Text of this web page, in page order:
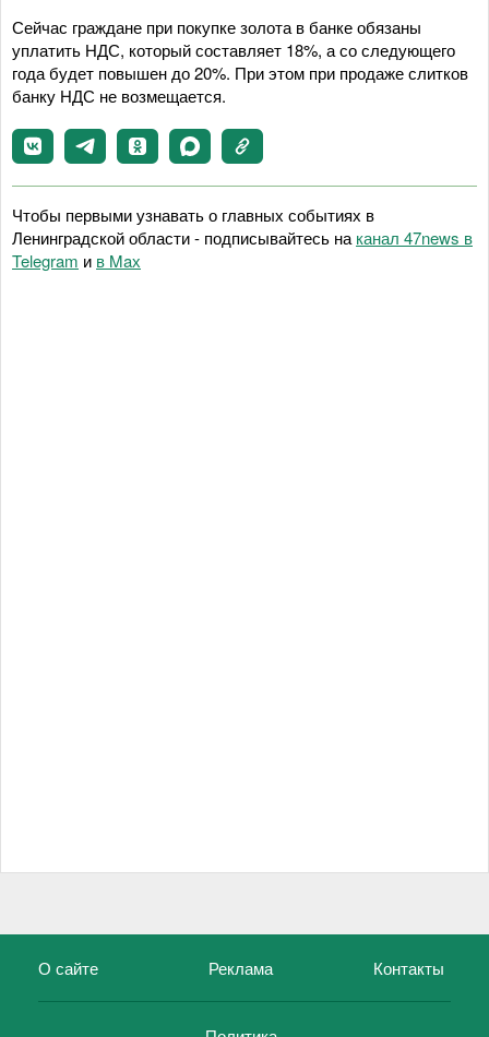
Сейчас граждане при покупке золота в банке обязаны
уплатить НДС, который составляет 18%, а со следующего
года будет повышен до 20%. При этом при продаже слитков
банку НДС не возмещается.
Чтобы первыми узнавать о главных событиях в
Ленинградской области - подписывайтесь на канал 47news в
Telegram и в Maх
О сайте Реклама Контакты